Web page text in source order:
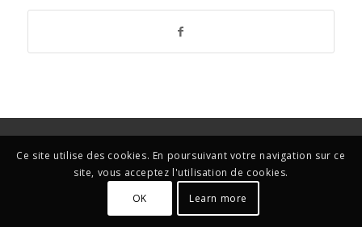
Ce site utilise des cookies. En poursuivant votre navigation sur ce
site, vous acceptez l'utilisation de cookies.
OK
Learn more